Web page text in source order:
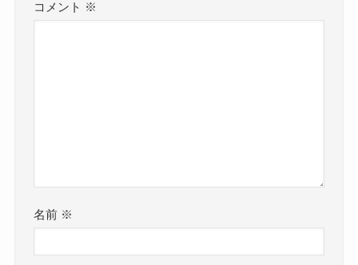
コメント ※
名前 ※